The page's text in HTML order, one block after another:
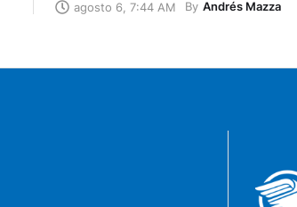
agosto 6, 7:44 AM By Andrés Mazza